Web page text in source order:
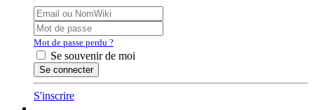
Mot de passe perdu ?
Se souvenir de moi
S'inscrire